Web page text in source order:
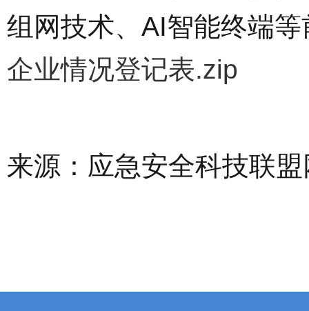
组网技术、AI智能终端
企业情况登记表.zip
来源：应急安全科技联盟